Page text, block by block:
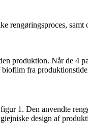
rengøringsproces,
produktion. Når de 4
fra
1. Den anvendte
design af